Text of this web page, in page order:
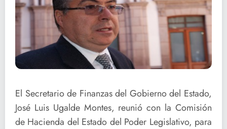
El Secretario de Finanzas del Gobierno del Estado,
José Luis Ugalde Montes, reunió con la Comisión
de Hacienda del Estado del Poder Legislativo, para